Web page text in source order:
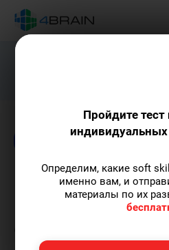
Подарим
Психология
Марк Леви
на заказ»:
Пройдите тест
Определим, какие soft
именно вам, и
материалы по их